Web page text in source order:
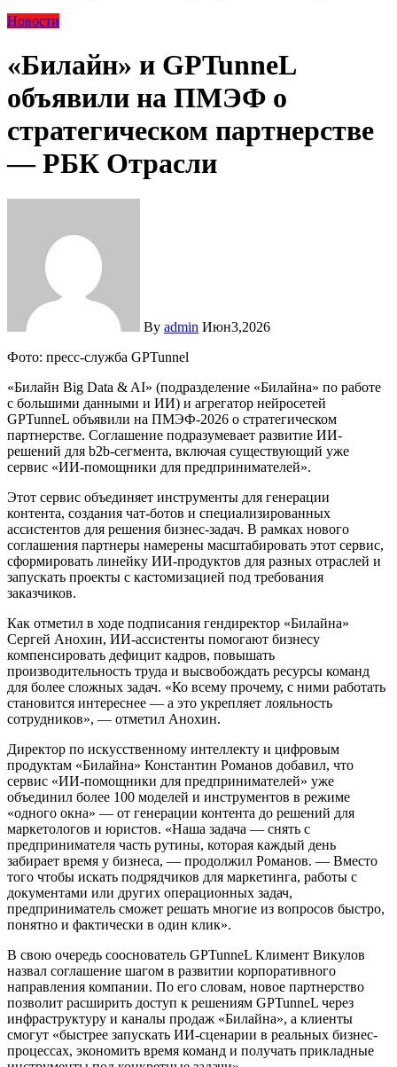
Новости
«Билайн» и GPTunneL
объявили на ПМЭФ о
стратегическом партнерстве
— РБК Отрасли
By admin Июн3,2026
Фото: пресс-служба GPTunnel
«Билайн Big Data & AI» (подразделение «Билайна» по работе
с большими данными и ИИ) и агрегатор нейросетей
GPTunneL объявили на ПМЭФ-2026 о стратегическом
партнерстве. Соглашение подразумевает развитие ИИ-
решений для b2b-сегмента, включая существующий уже
сервис «ИИ-помощники для предпринимателей».
Этот сервис объединяет инструменты для генерации
контента, создания чат-ботов и специализированных
ассистентов для решения бизнес-задач. В рамках нового
соглашения партнеры намерены масштабировать этот сервис,
сформировать линейку ИИ-продуктов для разных отраслей и
запускать проекты с кастомизацией под требования
заказчиков.
Как отметил в ходе подписания гендиректор «Билайна»
Сергей Анохин, ИИ-ассистенты помогают бизнесу
компенсировать дефицит кадров, повышать
производительность труда и высвобождать ресурсы команд
для более сложных задач. «Ко всему прочему, с ними работать
становится интереснее — а это укрепляет лояльность
сотрудников», — отметил Анохин.
Директор по искусственному интеллекту и цифровым
продуктам «Билайна» Константин Романов добавил, что
сервис «ИИ-помощники для предпринимателей» уже
объединил более 100 моделей и инструментов в режиме
«одного окна» — от генерации контента до решений для
маркетологов и юристов. «Наша задача — снять с
предпринимателя часть рутины, которая каждый день
забирает время у бизнеса, — продолжил Романов. — Вместо
того чтобы искать подрядчиков для маркетинга, работы с
документами или других операционных задач,
предприниматель сможет решать многие из вопросов быстро,
понятно и фактически в один клик».
В свою очередь сооснователь GPTunneL Климент Викулов
назвал соглашение шагом в развитии корпоративного
направления компании. По его словам, новое партнерство
позволит расширить доступ к решениям GPTunneL через
инфраструктуру и каналы продаж «Билайна», а клиенты
смогут «быстрее запускать ИИ-сценарии в реальных бизнес-
процессах, экономить время команд и получать прикладные